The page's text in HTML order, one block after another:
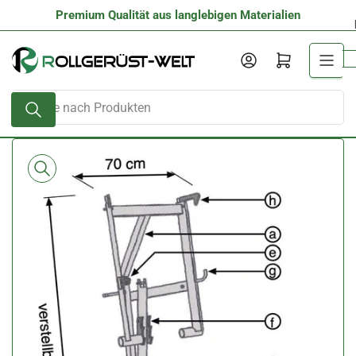
Inhalt
springen
Premium Qualität aus langlebigen Materialien
Suche
nach
Produkten
AnmeldenMini-Warenkorb öffnen
Produktinformationen
springen